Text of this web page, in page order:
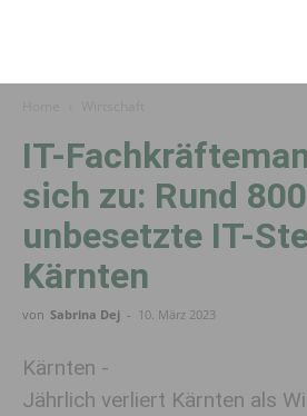
IT-
sich zu: Rund 800
unbesetzte IT-
Kärnten
von Sabrina Dej - 10. März 2023
Kärnten -
Jährlich verliert Kärnten als